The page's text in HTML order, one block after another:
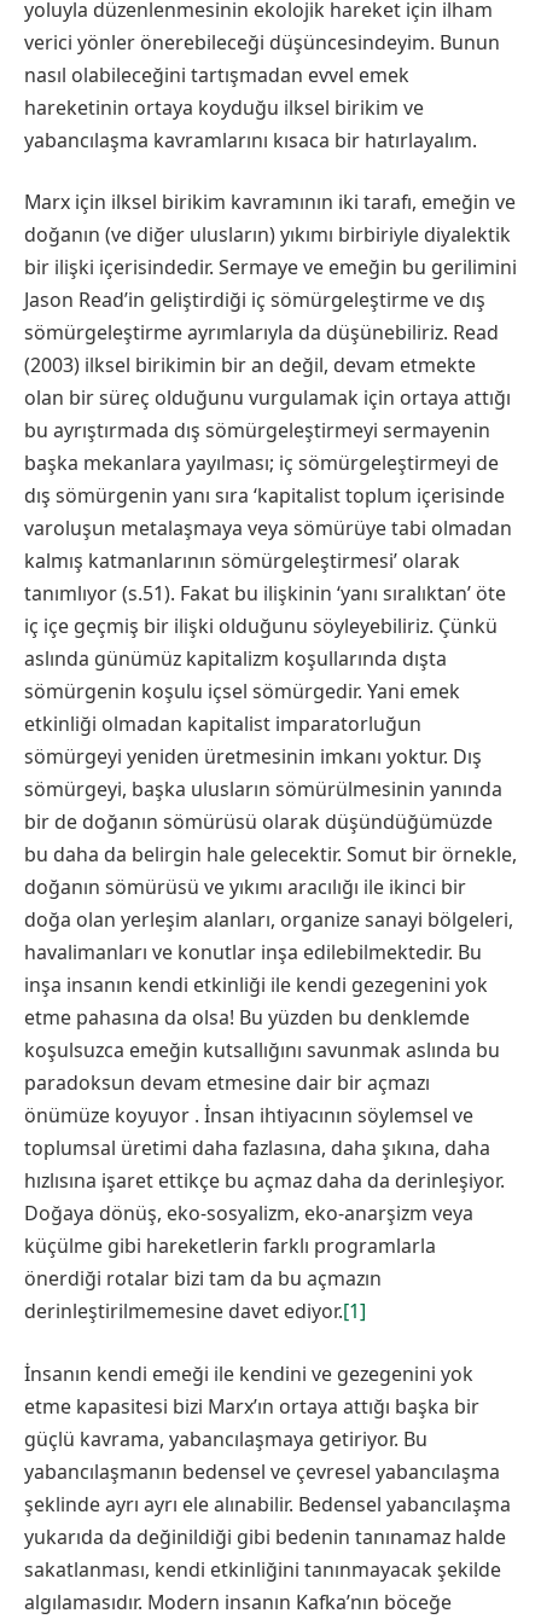
yoluyla düzenlenmesinin ekolojik hareket için ilham
verici yönler önerebileceği düşüncesindeyim. Bunun
nasıl olabileceğini tartışmadan evvel emek
hareketinin ortaya koyduğu ilksel birikim ve
yabancılaşma kavramlarını kısaca bir hatırlayalım.
Marx için ilksel birikim kavramının iki tarafı, emeğin ve
doğanın (ve diğer ulusların) yıkımı birbiriyle diyalektik
bir ilişki içerisindedir. Sermaye ve emeğin bu gerilimini
Jason Read’in geliştirdiği iç sömürgeleştirme ve dış
sömürgeleştirme ayrımlarıyla da düşünebiliriz. Read
(2003) ilksel birikimin bir an değil, devam etmekte
olan bir süreç olduğunu vurgulamak için ortaya attığı
bu ayrıştırmada dış sömürgeleştirmeyi sermayenin
başka mekanlara yayılması; iç sömürgeleştirmeyi de
dış sömürgenin yanı sıra ‘kapitalist toplum içerisinde
varoluşun metalaşmaya veya sömürüye tabi olmadan
kalmış katmanlarının sömürgeleştirmesi’ olarak
tanımlıyor (s.51). Fakat bu ilişkinin ‘yanı sıralıktan’ öte
iç içe geçmiş bir ilişki olduğunu söyleyebiliriz. Çünkü
aslında günümüz kapitalizm koşullarında dışta
sömürgenin koşulu içsel sömürgedir. Yani emek
etkinliği olmadan kapitalist imparatorluğun
sömürgeyi yeniden üretmesinin imkanı yoktur. Dış
sömürgeyi, başka ulusların sömürülmesinin yanında
bir de doğanın sömürüsü olarak düşündüğümüzde
bu daha da belirgin hale gelecektir. Somut bir örnekle,
doğanın sömürüsü ve yıkımı aracılığı ile ikinci bir
doğa olan yerleşim alanları, organize sanayi bölgeleri,
havalimanları ve konutlar inşa edilebilmektedir. Bu
inşa insanın kendi etkinliği ile kendi gezegenini yok
etme pahasına da olsa! Bu yüzden bu denklemde
koşulsuzca emeğin kutsallığını savunmak aslında bu
paradoksun devam etmesine dair bir açmazı
önümüze koyuyor . İnsan ihtiyacının söylemsel ve
toplumsal üretimi daha fazlasına, daha şıkına, daha
hızlısına işaret ettikçe bu açmaz daha da derinleşiyor.
Doğaya dönüş, eko-sosyalizm, eko-anarşizm veya
küçülme gibi hareketlerin farklı programlarla
önerdiği rotalar bizi tam da bu açmazın
derinleştirilmemesine davet ediyor.[1]
İnsanın kendi emeği ile kendini ve gezegenini yok
etme kapasitesi bizi Marx’ın ortaya attığı başka bir
güçlü kavrama, yabancılaşmaya getiriyor. Bu
yabancılaşmanın bedensel ve çevresel yabancılaşma
şeklinde ayrı ayrı ele alınabilir. Bedensel yabancılaşma
yukarıda da değinildiği gibi bedenin tanınamaz halde
sakatlanması, kendi etkinliğini tanınmayacak şekilde
algılamasıdır. Modern insanın Kafka’nın böceğe